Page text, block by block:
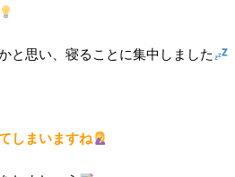
と思い、寝ることに集中しました
しまいますね